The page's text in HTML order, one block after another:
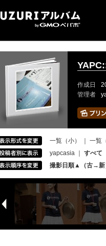
作成日
管理者
一覧（小） 一覧
yapcasia
すべて
撮影日順▲（古→新